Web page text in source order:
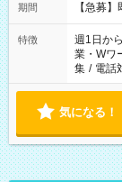
期間 【急募
特徴 週1日か
業・Wワ
集 / 電話
気になる！